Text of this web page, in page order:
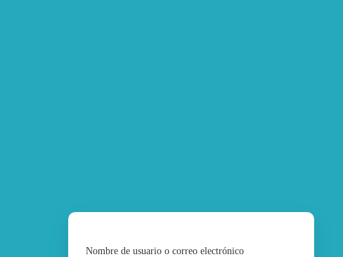
Nombre de usuario o correo electrónico